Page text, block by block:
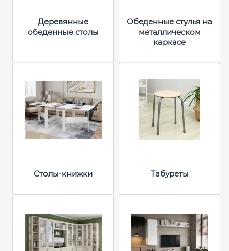
Деревянные
обеденные столы
Обеденные стулья на
металлическом
каркасе
Столы-книжки Табуреты